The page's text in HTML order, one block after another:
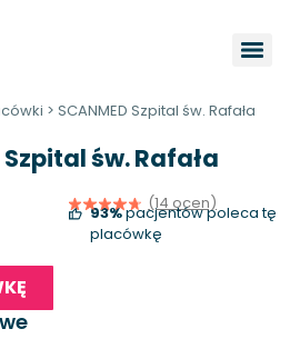
> SCANMED Szpital św. Rafała
Szpital św. Rafała
(14 ocen)
93%pacjentów poleca tę
placówkę